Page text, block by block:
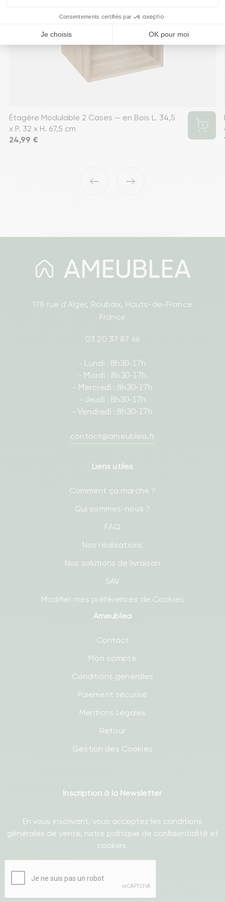
Étagère Modulable 2 Cases — en Bois L. 34,5
x P. 32 x H. 67,5 cm
Prix
24,99 €
‹ ›
178 rue d'Alger, Roubaix, Hauts-de-France
France
03 20 37 87 66
- Lundi : 8h30-17h
- Mardi : 8h30-17h
- Mercredi : 8h30-17h
- Jeudi : 8h30-17h
- Vendredi : 8h30-17h
contact@ameublea.fr
Liens utiles
Comment ça marche ?
Qui sommes-nous ?
FAQ
Nos réalisations
Nos solutions de livraison
SAV
Modifier mes préférences de Cookies
Ameublea
Contact
Mon compte
Conditions générales
Paiement sécurisé
Mentions Légales
Retour
Gestion des Cookies
Inscription à la Newsletter
En vous inscrivant, vous acceptez les conditions
générales de vente, notre politique de confidentialité et
cookies.